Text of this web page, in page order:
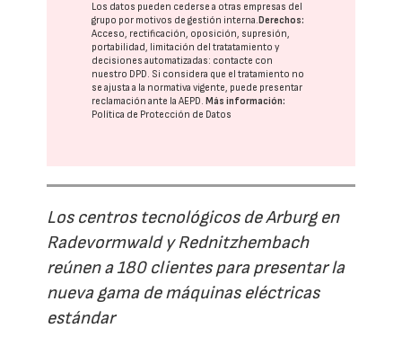
Los datos pueden cederse a otras empresas del
grupo por motivos de gestión interna.Derechos:
Acceso, rectificación, oposición, supresión,
portabilidad, limitación del tratatamiento y
decisiones automatizadas: contacte con
nuestro DPD. Si considera que el tratamiento no
se ajusta a la normativa vigente, puede presentar
reclamación ante laAEPD.Más información:
Política de Protección de Datos
Los centros tecnológicos de Arburg en
Radevormwald y Rednitzhembach
reúnen a 180 clientes para presentar la
nueva gama de máquinas eléctricas
estándar